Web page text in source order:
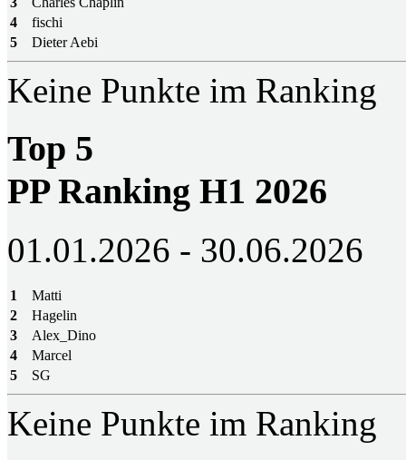
4
fischi
5
Dieter Aebi
Keine Punkte im Ranking
Top 5
PP Ranking H1 2026
01.01.2026 - 30.06.2026
1
Matti
2
Hagelin
3
Alex_Dino
4
Marcel
5
SG
Keine Punkte im Ranking